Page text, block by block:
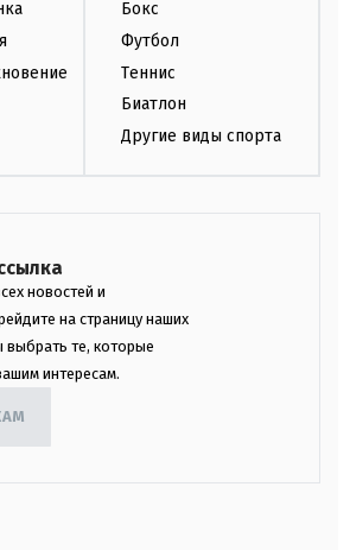
Бокс
Футбол
Теннис
Биатлон
Другие виды спорта
новостей и
на страницу наших
выбрать те, которые
интересам.